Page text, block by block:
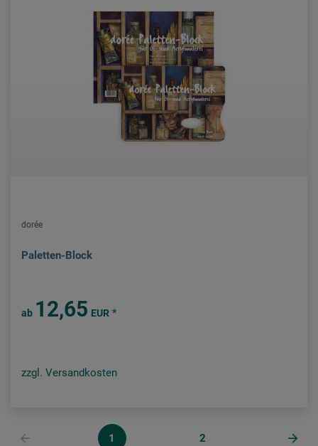
dorée
Paletten-Block
ab 12,65 EUR *
zzgl. Versandkosten
1 2